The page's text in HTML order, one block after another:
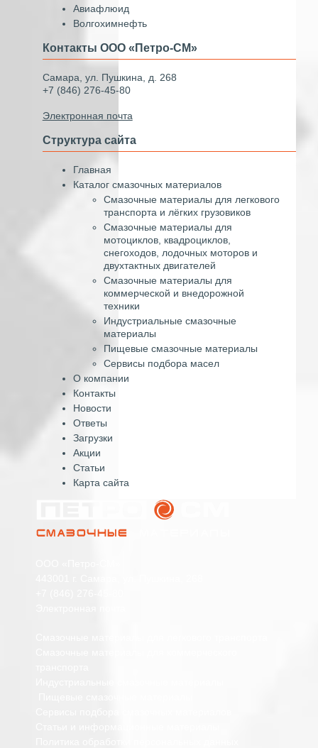
Авиафлюид
Волгохимнефть
Контакты ООО «Петро-СМ»
Самара, ул. Пушкина, д. 268
+7 (846) 276-45-80
Электронная почта
Структура сайта
Главная
Каталог смазочных материалов
Смазочные материалы для легкового
транспорта и лёгких грузовиков
Смазочные материалы для
мотоциклов, квадроциклов,
снегоходов, лодочных моторов и
двухтактных двигателей
Смазочные материалы для
коммерческой и внедорожной
техники
Индустриальные смазочные
материалы
Пищевые смазочные материалы
Сервисы подбора масел
О компании
Контакты
Новости
Ответы
Загрузки
Акции
Статьи
Карта сайта